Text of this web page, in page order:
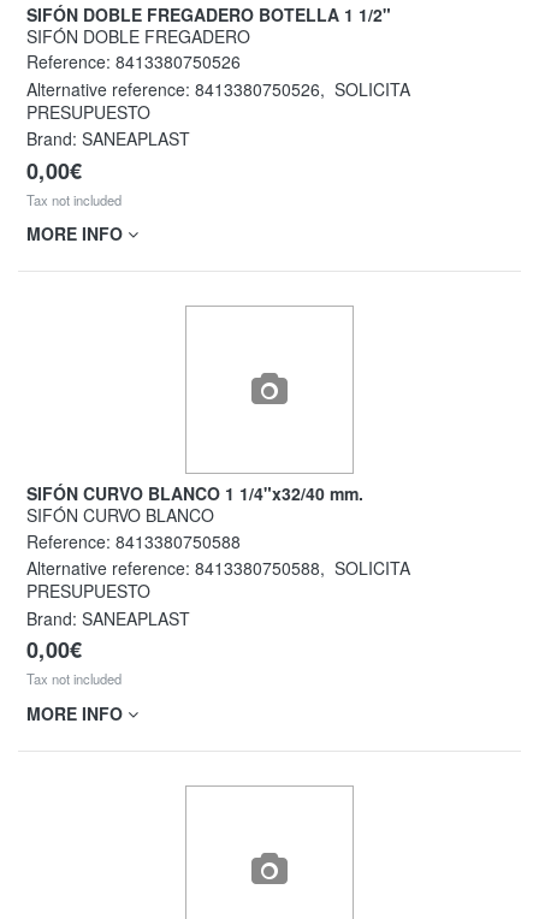
SIFÓN DOBLE FREGADERO BOTELLA 1 1/2"
SIFÓN DOBLE FREGADERO
Reference: 8413380750526
Alternative reference: 8413380750526, SOLICITA
PRESUPUESTO
Brand: SANEAPLAST
0,00€
Tax not included
MORE INFO
SIFÓN CURVO BLANCO 1 1/4"x32/40 mm.
SIFÓN CURVO BLANCO
Reference: 8413380750588
Alternative reference: 8413380750588, SOLICITA
PRESUPUESTO
Brand: SANEAPLAST
0,00€
Tax not included
MORE INFO